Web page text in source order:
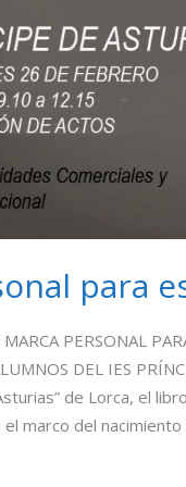
para
PERSONAL
DEL IES
de Lorca, el
el marco del